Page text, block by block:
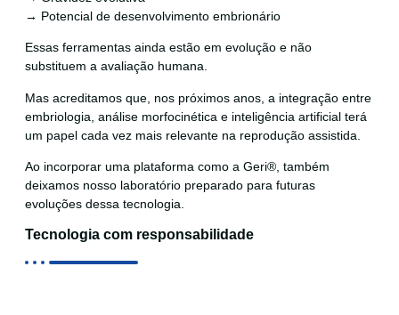
→ Potencial de desenvolvimento embrionário
Essas ferramentas ainda estão em evolução e não
substituem a avaliação humana.
Mas acreditamos que, nos próximos anos, a integração entre
embriologia, análise morfocinética e inteligência artificial terá
um papel cada vez mais relevante na reprodução assistida.
Ao incorporar uma plataforma como a Geri®, também
deixamos nosso laboratório preparado para futuras
evoluções dessa tecnologia.
Tecnologia com responsabilidade